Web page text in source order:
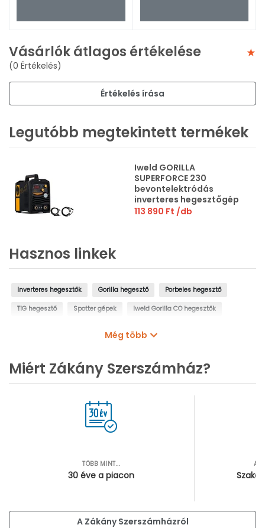
Vásárlók átlagos értékelése
(0 Értékelés)
Értékelés írása
Legutóbb megtekintett termékek
Iweld GORILLA
SUPERFORCE 230
bevontelektródás
inverteres hegesztőgép
20 - 215 A | 230 V
113 890 Ft /db
Hasznos linkek
Inverteres hegesztők Gorilla hegesztő Porbeles hegesztő
TIG hegesztő Spotter gépek Iweld Gorilla CO hegesztők
Elektródafogók Testcsipeszek
Hosszabbító kábelek, lengőkábelek Hegesztési elszívók
Még több
Miért Zákány Szerszámház?
TÖBB MINT...
30 éve a piacon
A Zákány Szerszámházról